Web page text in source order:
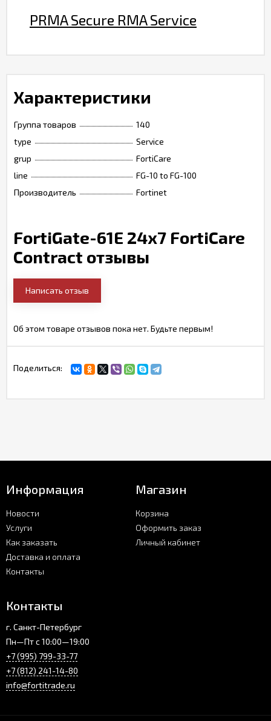
PRMA Secure RMA Service
Характеристики
Группа товаров
140
type
Service
grup
FortiCare
line
FG-10 to FG-100
Производитель
Fortinet
FortiGate-61E 24x7 FortiCare
Contract отзывы
Написать отзыв
Об этом товаре отзывов пока нет. Будьте первым!
Поделиться:
Информация
Новости
Услуги
Как заказать
Доставка и оплата
Контакты
Магазин
Корзина
Оформить заказ
Личный кабинет
Контакты
г. Санкт-Петербург
Пн—Пт с 10:00—19:00
+7 (995) 799-33-77
+7 (812) 241-14-80
info@fortitrade.ru